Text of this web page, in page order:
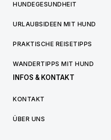
HUNDEGESUNDHEIT
URLAUBSIDEEN MIT HUND
PRAKTISCHE REISETIPPS
WANDERTIPPS MIT HUND
INFOS & KONTAKT
KONTAKT
ÜBER UNS